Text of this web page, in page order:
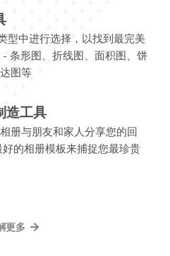
型中进行选择，以找到最完美
条形图、折线图、面积图、饼
图等
造工具
册与朋友和家人分享您的回
的相册模板来捕捉您最珍贵
更多